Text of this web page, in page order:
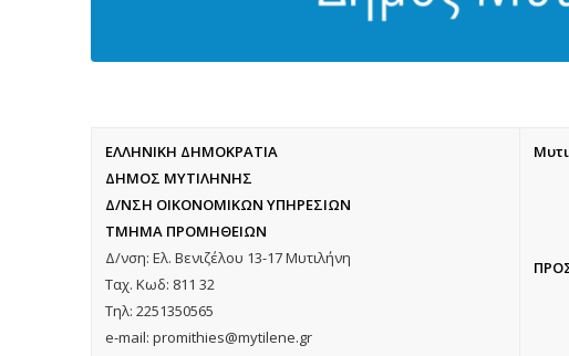
ΕΛΛΗΝΙΚΗ ΔΗΜΟΚΡΑΤΙΑ
ΔΗΜΟΣ ΜΥΤΙΛΗΝΗΣ
Δ/ΝΣΗ ΟΙΚΟΝΟΜΙΚΩΝ ΥΠΗΡΕΣΙΩΝ
ΤΜΗΜΑ ΠΡΟΜΗΘΕΙΩΝ
Δ/νση: Ελ. Βενιζέλου 13-17 Μυτιλήνη
Ταχ. Κωδ: 811 32
Τηλ: 2251350565
e-mail: promithies@mytilene.gr